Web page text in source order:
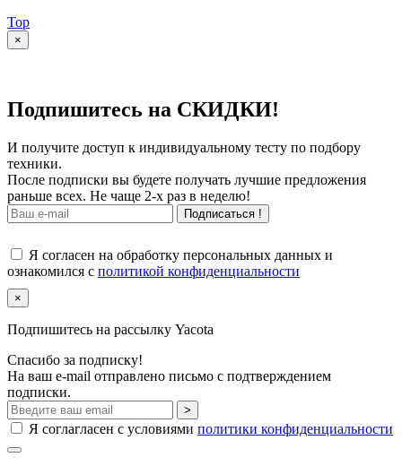
Top
×
Подпишитесь на СКИДКИ!
И получите доступ к индивидуальному тесту по подбору
техники.
После подписки вы будете получать лучшие предложения
раньше всех. Не чаще 2-х раз в неделю!
Подписаться !
Я согласен на обработку персональных данных и
ознакомился с политикой конфиденциальности
×
Подпишитесь на рассылку Yacota
Спасибо за подписку!
На ваш e-mail отправлено письмо с подтверждением
подписки.
>
Я соглагласен с условиями политики конфиденциальности